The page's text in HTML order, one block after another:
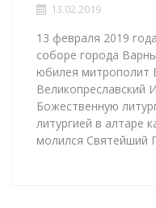
13.02.2019
13 февраля 2019
соборе города
юбилея митрополит
Великопреславский
Божественную
литургией в алтаре
молился Святейший